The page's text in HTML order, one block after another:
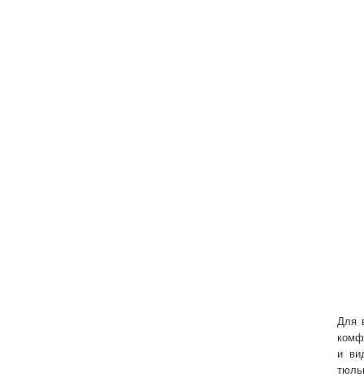
Для
и